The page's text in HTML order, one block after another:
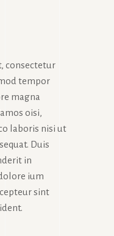
consectetur
tempor
magna
oisi,
laboris nisi ut
Duis
in
ium
sint